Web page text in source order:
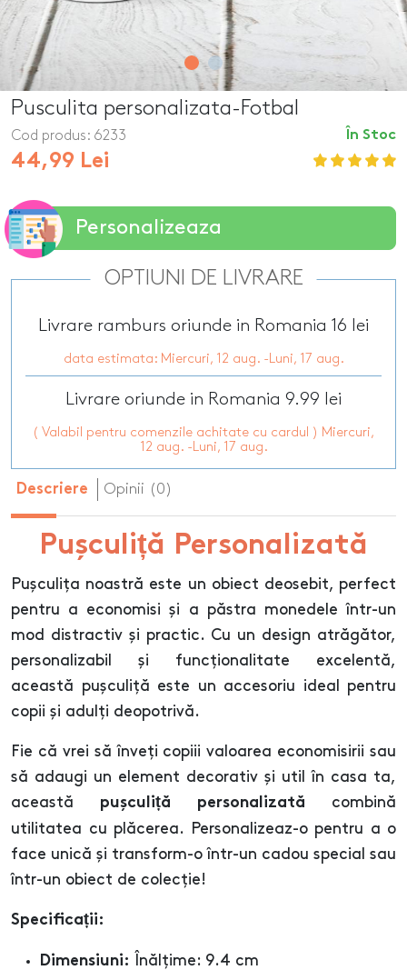
Pusculita personalizata-Fotbal
În Stoc
Cod produs: 6233
44,99 Lei
Personalizeaza
OPTIUNI DE LIVRARE
Livrare ramburs oriunde in Romania 16 lei
data estimata: Miercuri, 12 aug. -Luni, 17 aug.
Livrare oriunde in Romania 9.99 lei
( Valabil pentru comenzile achitate cu cardul ) Miercuri,
12 aug. -Luni, 17 aug.
Descriere Opinii (0)
Pușculiță Personalizată
Pușculița noastră este un obiect deosebit, perfect
pentru a economisi și a păstra monedele într-un
mod distractiv și practic. Cu un design atrăgător,
personalizabil și funcționalitate excelentă,
această pușculiță este un accesoriu ideal pentru
copii și adulți deopotrivă.
Fie că vrei să înveți copiii valoarea economisirii sau
să adaugi un element decorativ și util în casa ta,
această pușculiță personalizată combină
utilitatea cu plăcerea. Personalizeaz-o pentru a o
face unică și transform-o într-un cadou special sau
într-un obiect de colecție!
Specificații:
Dimensiuni:
Înălțime: 9.4 cm